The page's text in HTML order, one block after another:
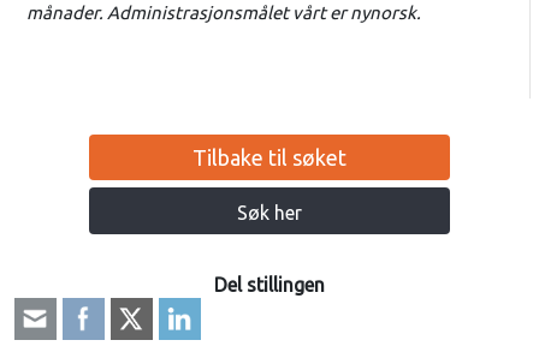
månader. Administrasjonsmålet vårt er nynorsk.
Tilbake til søket
Søk her
Del stillingen